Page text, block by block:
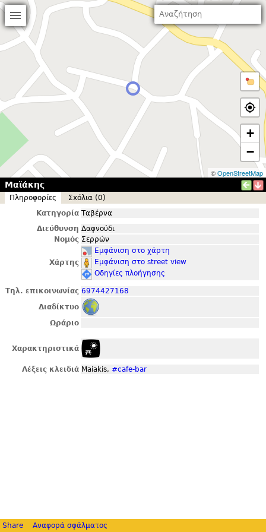
+
−
©OpenStreetMap
Μαϊάκης
Πληροφορίες
Σxόλια (0)
Κατηγορία Ταβέρνα
Διεύθυνση Δαφνούδι
Νομός Σερρών
Χάρτης
Εμφάνιση στο χάρτη
Εμφάνιση στο street view
Οδηγίες πλοήγησης
Τηλ. επικοινωνίας 6974427168
Διαδίκτυο
Ωράριο
Χαρακτηριστικά
Λέξεις κλειδιά Maiakis, #cafe-bar
Share Αναφορά σφάλματος